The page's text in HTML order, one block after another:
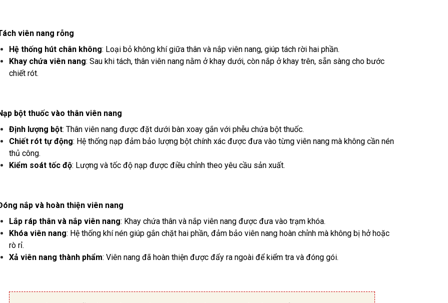
viên nang rỗng
Hệ thống hút chân không: Loại bỏ không khí giữa thân và nắp viên nang, giúp tách rời hai phần.
Khay chứa viên nang: Sau khi tách, thân viên nang nằm ở khay dưới, còn nắp ở khay trên, sẵn sàng cho bước
chiết rót.
bột thuốc vào thân viên nang
Định lượng bột: Thân viên nang được đặt dưới bàn xoay gắn với phễu chứa bột thuốc.
Chiết rót tự động: Hệ thống nạp đảm bảo lượng bột chính xác được đưa vào từng viên nang mà không cần nén
thủ công.
Kiểm soát tốc độ: Lượng và tốc độ nạp được điều chỉnh theo yêu cầu sản xuất.
nắp và hoàn thiện viên nang
Lắp ráp thân và nắp viên nang: Khay chứa thân và nắp viên nang được đưa vào trạm khóa.
Khóa viên nang: Hệ thống khí nén giúp gắn chặt hai phần, đảm bảo viên nang hoàn chỉnh mà không bị hở hoặc
rò rỉ.
Xả viên nang thành phẩm: Viên nang đã hoàn thiện được đẩy ra ngoài để kiểm tra và đóng gói.